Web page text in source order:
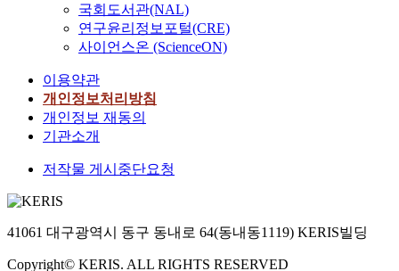
국회도서관(NAL)
연구윤리정보포털(CRE)
사이언스온 (ScienceON)
이용약관
개인정보처리방침
개인정보 재동의
기관소개
저작물 게시중단요청
41061 대구광역시 동구 동내로 64(동내동1119) KERIS빌딩
Copyright© KERIS. ALL RIGHTS RESERVED